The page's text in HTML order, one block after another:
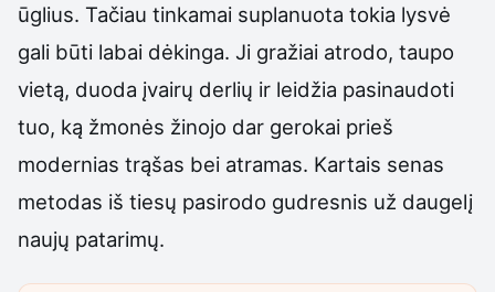
ūglius. Tačiau tinkamai suplanuota tokia lysvė
gali būti labai dėkinga. Ji gražiai atrodo, taupo
vietą, duoda įvairų derlių ir leidžia pasinaudoti
tuo, ką žmonės žinojo dar gerokai prieš
modernias trąšas bei atramas. Kartais senas
metodas iš tiesų pasirodo gudresnis už daugelį
naujų patarimų.